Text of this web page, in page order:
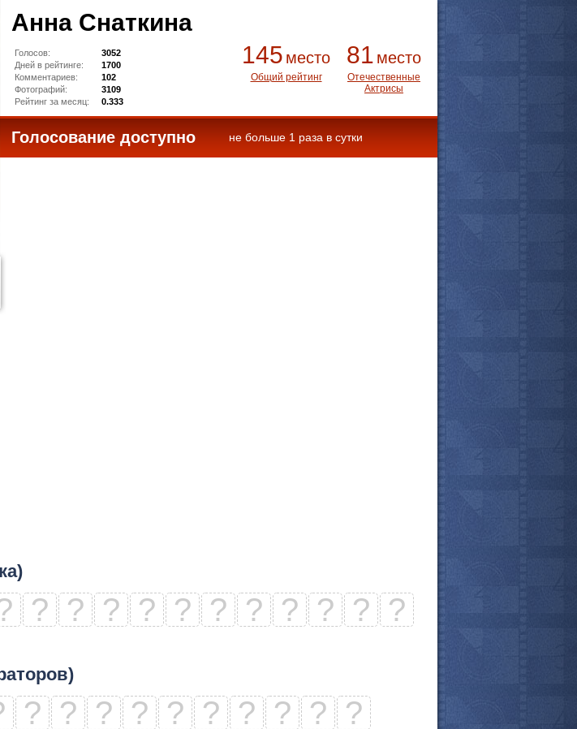
Анна Снаткина
145 место
Общий рейтинг
81 место
Отечественные
Актрисы
Голосов:
3052
Дней в рейтинге:
1700
Комментариев:
102
Фотографий:
3109
Рейтинг за месяц:
0.333
Голосование доступно не больше 1 раза в сутки
? ? ? ? ? ? ? ? ? ? ?
? ? ? ? ? ? ? ? ? ?